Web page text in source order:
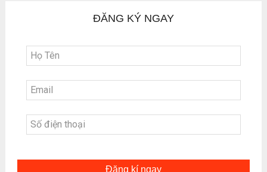
ĐĂNG KÝ NGAY
Đăng kí ngay